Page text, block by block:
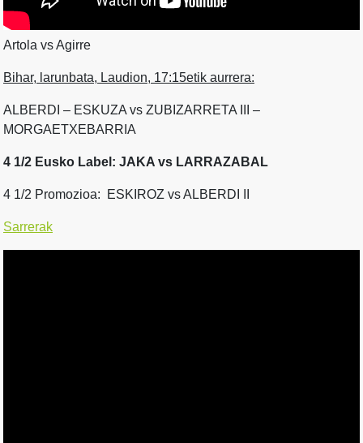
Artola vs Agirre
Bihar, larunbata, Laudion, 17:15etik aurrera:
ALBERDI – ESKUZA vs ZUBIZARRETA III –
MORGAETXEBARRIA
4 1/2 Eusko Label: JAKA vs LARRAZABAL
4 1/2 Promozioa: ESKIROZ vs ALBERDI II
Sarrerak